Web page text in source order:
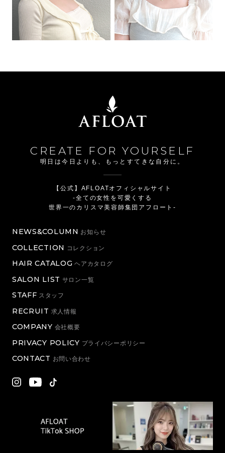
CREATE FOR YOURSELF
明日は今日よりも、もっとすてきな自分に。
【公式】AFLOATオフィシャルサイト
-全ての女性を可愛くする
世界一のカリスマ美容師集団アフロート-
NEWS&COLUMN お知らせ
COLLECTION コレクション
HAIR CATALOG ヘアカタログ
SALON LIST サロン一覧
STAFF スタッフ
RECRUIT 求人情報
COMPANY 会社概要
PRIVACY POLICY プライバシーポリシー
CONTACT お問い合わせ